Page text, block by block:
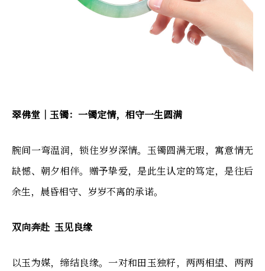
翠佛堂｜玉镯：一镯定情，相守一生圆满
腕间一弯温润，锁住岁岁深情。玉镯圆满无瑕，寓意情无
缺憾、朝夕相伴。赠予挚爱，是此生认定的笃定，是往后
余生，晨昏相守、岁岁不离的承诺。
双向奔赴 玉见良缘
以玉为媒，缔结良缘。一对和田玉独籽，两两相望、两两